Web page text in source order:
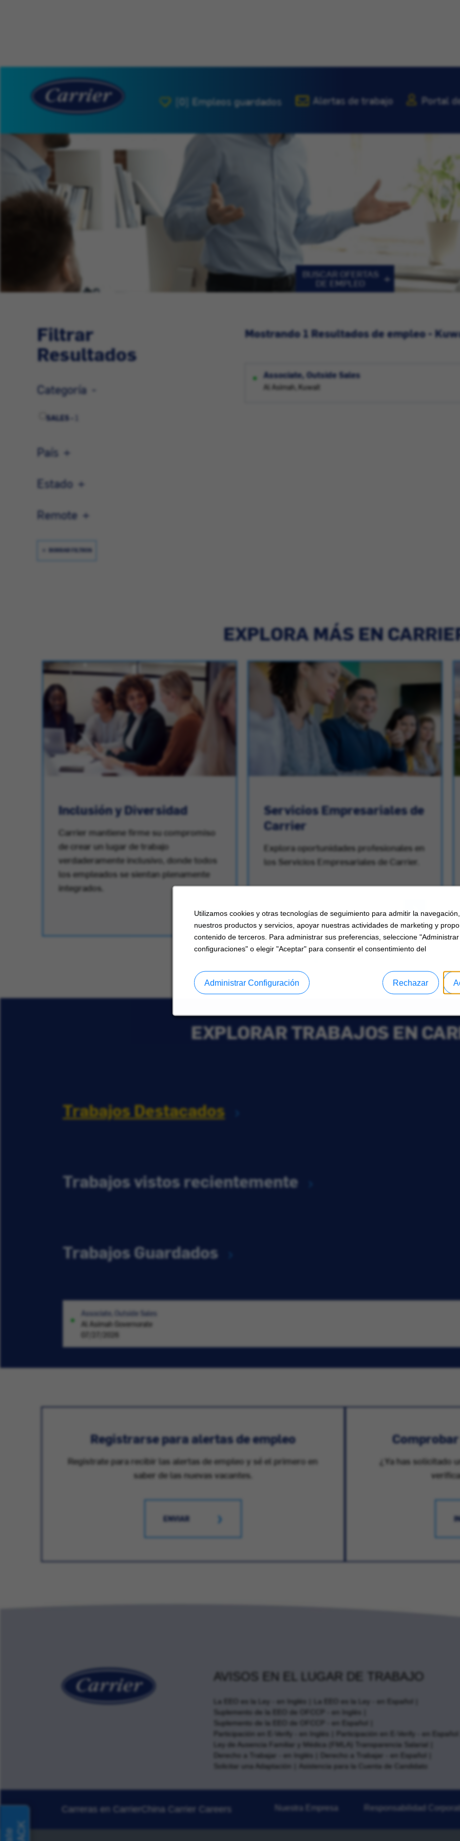
Utilizamos cookies y otras tecnologías de seguimiento para admitir la
nuestros productos y servicios, apoyar nuestras actividades de marketing y
contenido de terceros. Para administrar sus preferencias, seleccione "Administrar
configuraciones" o elegir "Aceptar" para consentir el consentimiento del
Rechazar
Administrar Configuración
[0]Empleos guardados Alertas de trabajo Portal
BUSCAR OFERTAS
DE EMPLEO
Filtrar
Resultados
Categoría
SALES -
País
Estado
Remote
BORRAR FILTROS
Mostrando 1 Resultados de empleo -
Associate, Outside Sales
Al Asimah, Kuwait
EXPLORA MÁS EN
Inclusión y Diversidad
Carrier mantiene firme su compromiso
de crear un lugar de trabajo
verdaderamente inclusivo, donde todos
los empleados se sientan plenamente
integrados.
Servicios Empresariales de
Carrier
Explora oportunidades profesionales en
los Servicios Empresariales de Carrier.
EXPLORAR TRABAJOS EN
Trabajos Destacados
Trabajos vistos recientemente
Trabajos Guardados
Associate, Outside Sales
Al Asimah Governorate
07/27/2026
Registrarse para alertas de empleo
Registrate para recibir las alertas de empleo y sé el primero en
saber de las nuevas vacantes.
ENVIAR
¿Ya has solicitado
AVISOS EN EL LUGAR DE TRABAJO
La EEO es la Ley - en Inglés
La EEO es la Ley - en Español
Suplemento de la EEO de OFCCP - en Inglés
Suplemento de la EEO de OFCCP - en Español
Participación en E-Verify - en Inglés
Participación en E-Verify - en Español
Ley de Ausencia Familiar y Médica (FMLA) Transparencia Salarial
Derecho a Trabajar - en Inglés
Derecho a Trabajar - en Español
Solicitar una Adaptación
Asistencia para la Cuenta de Candidato
Carreras en Carrier China Carrier Careers Nuestra Empresa Responsabilidad